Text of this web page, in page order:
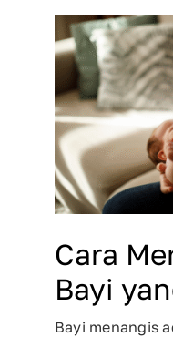
Cara
Bayi
Bayi menangis